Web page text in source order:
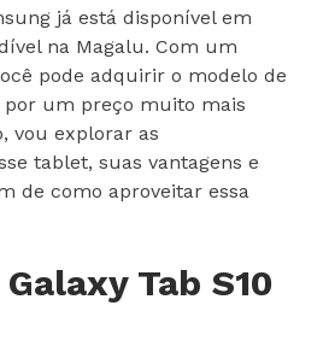
já está disponível em
na Magalu. Com um
pode adquirir o modelo de
por um preço muito mais
vou explorar as
tablet, suas vantagens e
de como aproveitar essa
Tab S10